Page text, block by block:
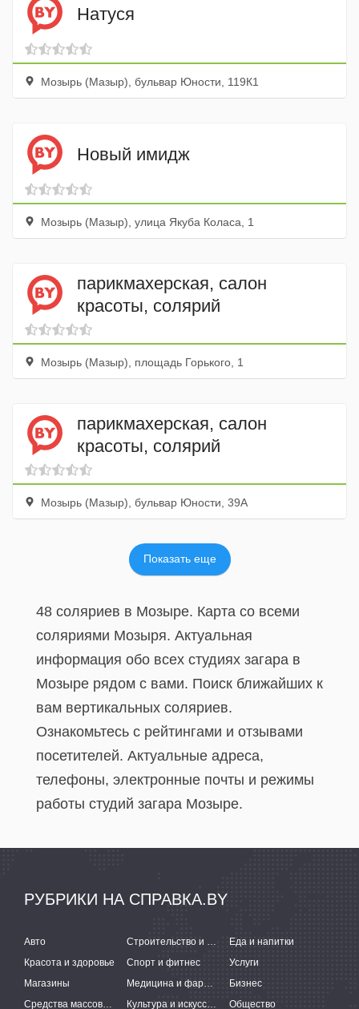
Натуся
Мозырь (Мазыр), бульвар Юности, 119К1
Новый имидж
Мозырь (Мазыр), улица Якуба Коласа, 1
парикмахерская, салон
красоты, солярий
Мозырь (Мазыр), площадь Горького, 1
парикмахерская, салон
красоты, солярий
Мозырь (Мазыр), бульвар Юности, 39А
Показать еще
48 соляриев в Мозыре. Карта со всеми
соляриями Мозыря. Актуальная
информация обо всех студиях загара в
Мозыре рядом с вами. Поиск ближайших к
вам вертикальных соляриев.
Ознакомьтесь с рейтингами и отзывами
посетителей. Актуальные адреса,
телефоны, электронные почты и режимы
работы студий загара Мозыре.
РУБРИКИ НА СПРАВКА.BY
Авто Строительство и ремонт
Еда и напитки
Красота и здоровье
Спорт и фитнес
Услуги
Магазины
Медицина и фармацевтика
Бизнес
Средства массовой информации
Культура и искусство Общество